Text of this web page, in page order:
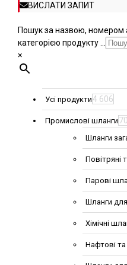
ВИСЛАТИ ЗАПИТ
Пошук за назвою, номером
категорією продукту ...
×
Усі продукти4 606
Промислові шланги
Шланги
Повітряні
Парові
Шланги для
Хімічні
Нафтові